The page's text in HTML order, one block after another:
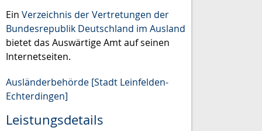
Ein Verzeichnis der Vertretungen der
Bundesrepublik Deutschland im Ausland
bietet das Auswärtige Amt auf seinen
Internetseiten.
Ausländerbehörde [Stadt Leinfelden-
Echterdingen]
Leistungsdetails